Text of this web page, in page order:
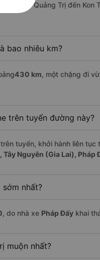
từ Quảng Trị đến Kon
bao nhiêu km?
430 km, một chặng đi
trên tuyến đường này?
tuyến, khởi hành liên tục
Nguyên (Gia Lai), Pháp
sớm nhất?
, do nhà xe Pháp Đấy khai
muộn nhất?